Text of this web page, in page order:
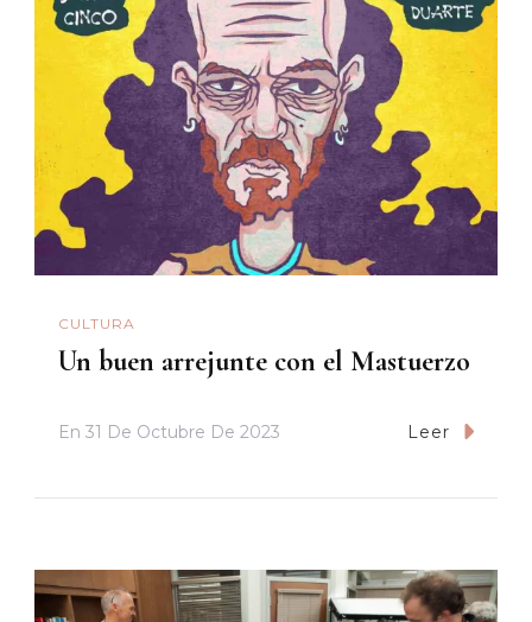
CULTURA
Un buen arrejunte con el Mastuerzo
En 31 De Octubre De 2023 Leer